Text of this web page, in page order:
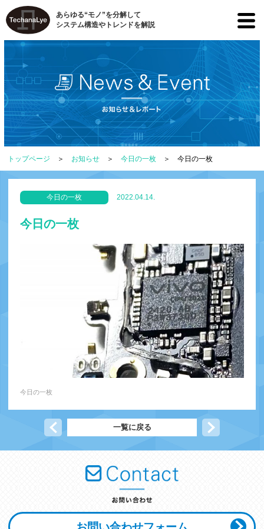
あらゆる“モノ”を分解して
システム構造やトレンドを解説
トップページ お知らせ 今日の一枚 今日の一枚
今日の一枚
今日の一枚 2022.04.14.
今日の一枚
一覧に戻る